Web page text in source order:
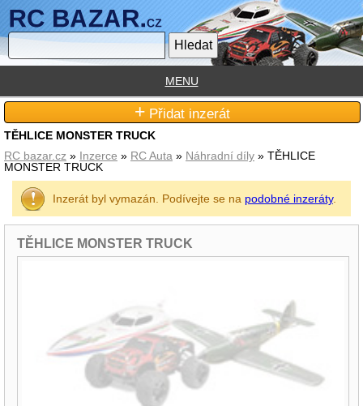
TĚHLICE MONSTER TRUCK
Inzerát byl vymazán. Podívejte se na podobné inzeráty.
TĚHLICE MONSTER TRUCK
RC bazar.cz » Inzerce » RC Auta » Náhradní díly » TĚHLICE
MONSTER TRUCK
MENU
+ Přidat inzerát